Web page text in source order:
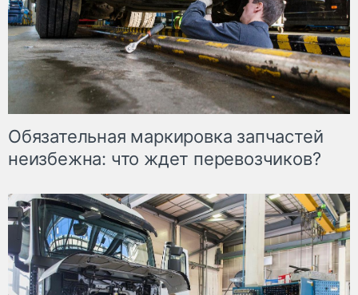
Обязательная маркировка запчастей
неизбежна: что ждет перевозчиков?